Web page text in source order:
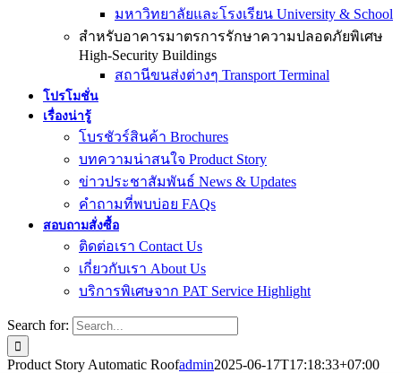
มหาวิทยาลัยและโรงเรียน University & School
สำหรับอาคารมาตรการรักษาความปลอดภัยพิเศษ
High-Security Buildings
สถานีขนส่งต่างๆ Transport Terminal
โปรโมชั่น
เรื่องน่ารู้
โบรชัวร์สินค้า Brochures
บทความน่าสนใจ Product Story
ข่าวประชาสัมพันธ์ News & Updates
คำถามที่พบบ่อย FAQs
สอบถามสั่งซื้อ
ติดต่อเรา Contact Us
เกี่ยวกับเรา About Us
บริการพิเศษจาก PAT Service Highlight
Search for:
Product Story Automatic Roofadmin2025-06-17T17:18:33+07:00